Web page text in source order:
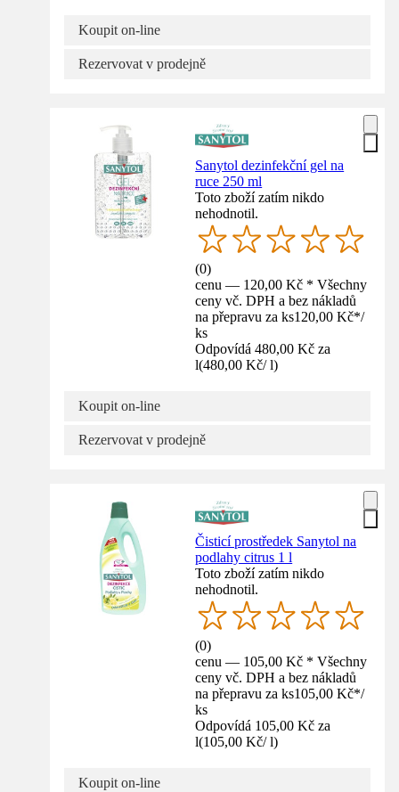
Koupit on-line
Rezervovat v prodejně
Sanytol dezinfekční gel na
ruce 250 ml
Toto zboží zatím nikdo
nehodnotil.
(0)
cenu — 120,00 Kč * Všechny
ceny vč. DPH a bez nákladů
na přepravu za ks120,00 Kč*/
ks
Odpovídá 480,00 Kč za
l(480,00 Kč/ l)
Koupit on-line
Rezervovat v prodejně
Čisticí prostředek Sanytol na
podlahy citrus 1 l
Toto zboží zatím nikdo
nehodnotil.
(0)
cenu — 105,00 Kč * Všechny
ceny vč. DPH a bez nákladů
na přepravu za ks105,00 Kč*/
ks
Odpovídá 105,00 Kč za
l(105,00 Kč/ l)
Koupit on-line